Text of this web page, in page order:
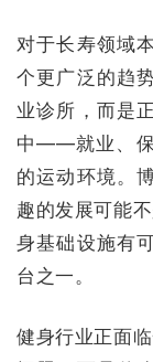
对于长寿领域
个更广泛的趋
业诊所，而是
中——就业、保
的运动环境。
趣的发展可能
身基础设施有
台之一。
健身行业正面